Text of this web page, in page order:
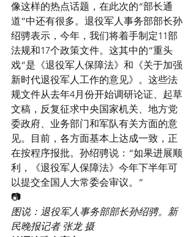
像这样的热点话题，在此次的“部长通
道”中还有很多。退役军人事务部部长孙
绍骋表示，今年，我们将着手制定11部
法规和17个政策文件。这其中的“重头
戏”是《退役军人保障法》和《关于加强
新时代退役军人工作的意见》。这些法
规文件从去年4月份开始调研论证、起草
文稿，反复征求中央国家机关、地方党
委政府、业务部门和军队有关方面的意
见。目前，各方面基本上达成一致，正
在按程序报批。孙绍骋说：“如果进展顺
利，《退役军人保障法》今年下半年可
以提交全国人大常委会审议。”
📷
图说：退役军人事务部部长孙绍骋。新
民晚报记者 张龙 摄